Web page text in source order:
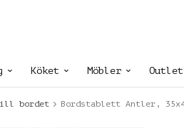
Köket Möbler Outlet
bordet Bordstablett Antler,